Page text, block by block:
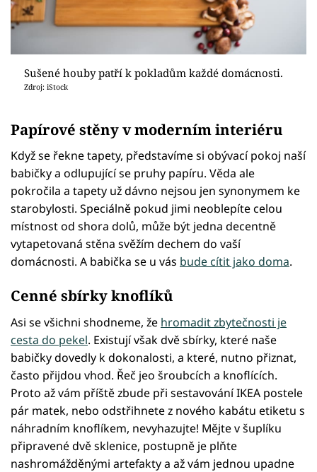
Sušené houby patří k pokladům každé domácnosti.
Zdroj: iStock
Papírové stěny v moderním interiéru
Když se řekne tapety, představíme si obývací pokoj naší
babičky a odlupující se pruhy papíru. Věda ale
pokročila a tapety už dávno nejsou jen synonymem ke
starobylosti. Speciálně pokud jimi neoblepíte celou
místnost od shora dolů, může být jedna decentně
vytapetovaná stěna svěžím dechem do vaší
domácnosti. A babička se u vás bude cítit jako doma.
Cenné sbírky knoflíků
Asi se všichni shodneme, že hromadit zbytečnosti je
cesta do pekel. Existují však dvě sbírky, které naše
babičky dovedly k dokonalosti, a které, nutno přiznat,
často přijdou vhod. Řeč jeo šroubcích a knoflících.
Proto až vám příště zbude při sestavování IKEA postele
pár matek, nebo odstřihnete z nového kabátu etiketu s
náhradním knoflíkem, nevyhazujte! Mějte v šuplíku
připravené dvě sklenice, postupně je plňte
nashromážděnými artefakty a až vám jednou upadne